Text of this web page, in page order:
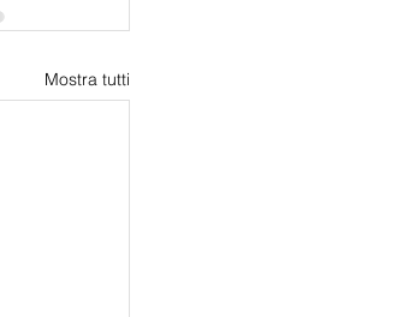
Mostra tutti